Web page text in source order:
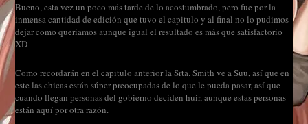
Bueno, esta vez un poco más tarde de lo acostumbrado, pero fue por la
inmensa cantidad de edición que tuvo el capitulo y al final no lo pudimos
dejar como queriamos aunque igual el resultado es más que satisfactorio
XD
Como recordarán en el capitulo anterior la Srta. Smith ve a Suu, así que en
este las chicas están súper preocupadas de lo que le pueda pasar, así que
cuando llegan personas del gobierno deciden huir, aunque estas personas
están aquí por otra razón.